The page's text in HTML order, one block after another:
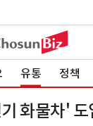
유통 정책
화물차'